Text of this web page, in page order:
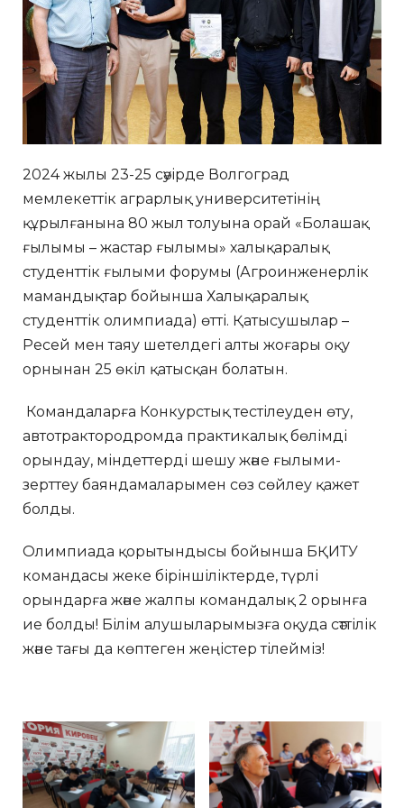
2024 жылы 23-25 сәуірде Волгоград
мемлекеттік аграрлық университетінің
құрылғанына 80 жыл толуына орай «Болашақ
ғылымы – жастар ғылымы» халықаралық
студенттік ғылыми форумы (Агроинженерлік
мамандықтар бойынша Халықаралық
студенттік олимпиада) өтті. Қатысушылар –
Ресей мен таяу шетелдегі алты жоғары оқу
орнынан 25 өкіл қатысқан болатын.
Командаларға Конкурстық тестілеуден өту,
автотрактородромда практикалық бөлімді
орындау, міндеттерді шешу және ғылыми-
зерттеу баяндамаларымен сөз сөйлеу қажет
болды.
Олимпиада қорытындысы бойынша БҚИТУ
командасы жеке біріншіліктерде, түрлі
орындарға және жалпы командалық 2 орынға
ие болды! Білім алушыларымызға оқуда сәттілік
және тағы да көптеген жеңістер тілейміз!